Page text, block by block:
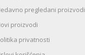
pregledani proizvodi
proizvodi
privatnosti